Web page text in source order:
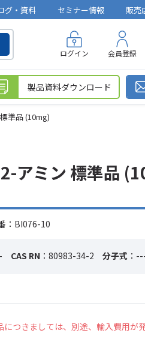
グ・資料 セミナー情報 販売
ログイン 会員登録
製品資料ダウンロード
準品 (10mg)
アミン 標準品
：BI076-10
CAS RN ：80983-34-2 分子式 ：
つきましては、別途、輸入費用が